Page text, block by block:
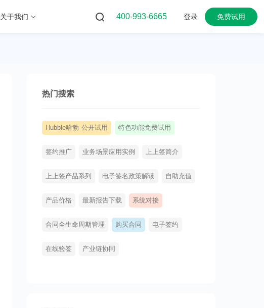
关于我们 400-993-6665 登录 免费试用
热门搜索
Hubble哈勃 公开试用 特色功能免费试用
签约推广 业务场景应用实例 上上签简介
上上签产品系列 电子签名政策解读 自助充值
产品价格 最新报告下载 系统对接
合同全生命周期管理 购买合同 电子签约
在线验签 产业链协同